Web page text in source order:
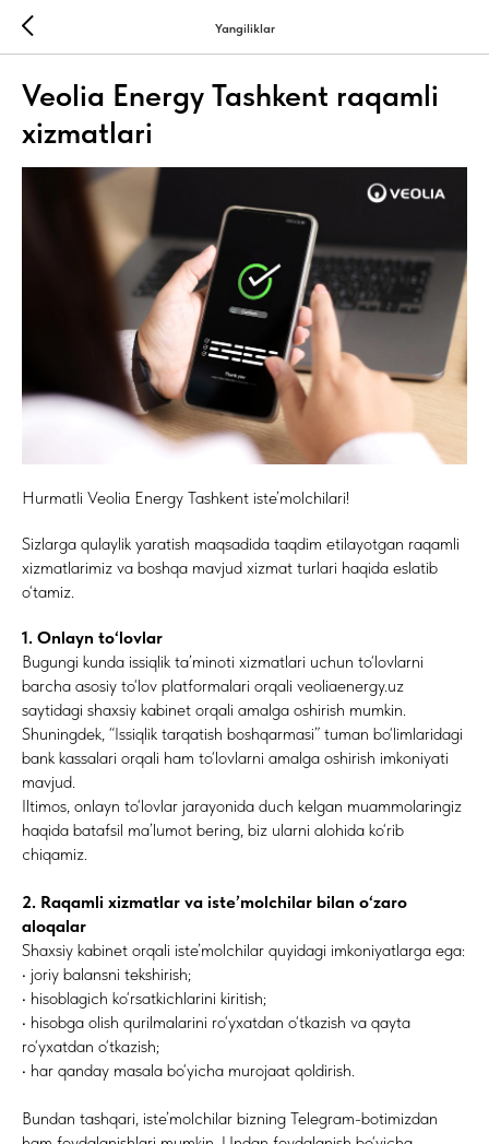
Yangiliklar
Veolia Energy Tashkent raqamli
xizmatlari
Hurmatli Veolia Energy Tashkent iste’molchilari!
Sizlarga qulaylik yaratish maqsadida taqdim etilayotgan raqamli
xizmatlarimiz va boshqa mavjud xizmat turlari haqida eslatib
o‘tamiz.
1. Onlayn to‘lovlar
Bugungi kunda issiqlik ta’minoti xizmatlari uchun to‘lovlarni
barcha asosiy to‘lov platformalari orqali veoliaenergy.uz
saytidagi shaxsiy kabinet orqali amalga oshirish mumkin.
Shuningdek, “Issiqlik tarqatish boshqarmasi” tuman bo‘limlaridagi
bank kassalari orqali ham to‘lovlarni amalga oshirish imkoniyati
mavjud.
Iltimos, onlayn to‘lovlar jarayonida duch kelgan muammolaringiz
haqida batafsil ma’lumot bering, biz ularni alohida ko‘rib
chiqamiz.
2. Raqamli xizmatlar va iste’molchilar bilan o‘zaro
aloqalar
Shaxsiy kabinet orqali iste’molchilar quyidagi imkoniyatlarga ega:
• joriy balansni tekshirish;
• hisoblagich ko‘rsatkichlarini kiritish;
• hisobga olish qurilmalarini ro‘yxatdan o‘tkazish va qayta
ro‘yxatdan o‘tkazish;
• har qanday masala bo‘yicha murojaat qoldirish.
Bundan tashqari, iste’molchilar bizning Telegram-botimizdan